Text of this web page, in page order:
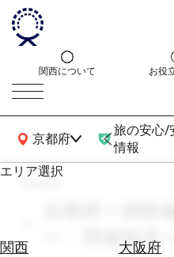
関西について お役
京都府
関西広域MAP
旅の安心/
情報
エリア選択
関西 大阪府
エ
search
京都府 × 体
ー・周遊観光